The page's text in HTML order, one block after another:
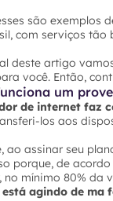
são exemplos
com serviços
deste artigo
você. Então,
um
de internet faz
los aos
ao assinar seu
porque, de
no mínimo 80% da
agindo de ma